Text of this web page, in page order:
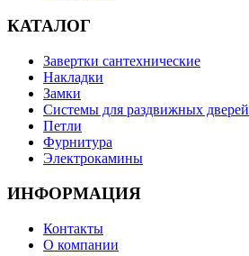
КАТАЛОГ
Завертки сантехнические
Накладки
Замки
Системы для раздвижных дверей
Петли
Фурнитура
Электрокамины
ИНФОРМАЦИЯ
Контакты
О компании